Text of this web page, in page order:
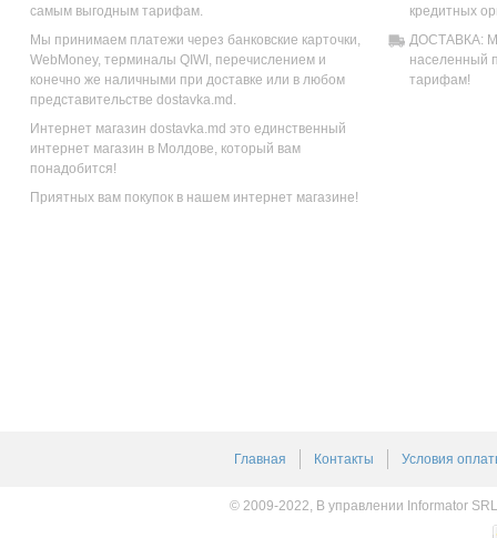
самым выгодным тарифам.
Мы принимаем платежи через банковские карточки,
WebMoney, терминалы QIWI, перечислением и
конечно же наличными при доставке или в любом
представительстве dostavka.md.
Интернет магазин dostavka.md это единственный
интернет магазин в Молдове, который вам
понадобится!
Приятных вам покупок в нашем интернет магазине!
кредитных
ДОСТАВКА:
населенный
тарифам!
Главная Контакты Условия
© 2009-2022, В управлении Informator SRL